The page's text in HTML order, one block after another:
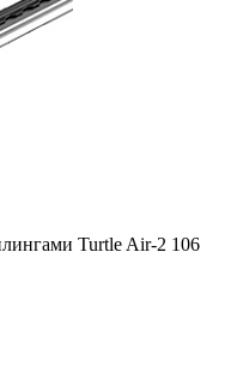
Turtle Air-2 106